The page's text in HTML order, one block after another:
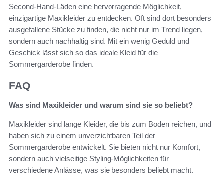
Second-Hand-Läden eine hervorragende Möglichkeit,
einzigartige Maxikleider zu entdecken. Oft sind dort besonders
ausgefallene Stücke zu finden, die nicht nur im Trend liegen,
sondern auch nachhaltig sind. Mit ein wenig Geduld und
Geschick lässt sich so das ideale Kleid für die
Sommergarderobe finden.
FAQ
Was sind Maxikleider und warum sind sie so beliebt?
Maxikleider sind lange Kleider, die bis zum Boden reichen, und
haben sich zu einem unverzichtbaren Teil der
Sommergarderobe entwickelt. Sie bieten nicht nur Komfort,
sondern auch vielseitige Styling-Möglichkeiten für
verschiedene Anlässe, was sie besonders beliebt macht.